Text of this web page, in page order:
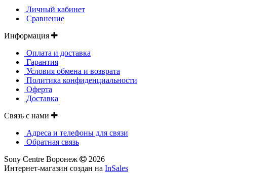
Личный кабинет
Сравнение
Информация
Оплата и доставка
Гарантия
Условия обмена и возврата
Политика конфиденциальности
Оферта
Доставка
Связь с нами
Адреса и телефоны для связи
Обратная связь
Sony Centre Воронеж
2026
Интернет-магазин создан на InSales